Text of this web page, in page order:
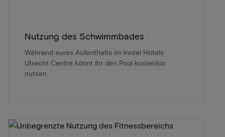
Nutzung des Schwimmbades
Während eures Aufenthalts im Inntel Hotels
Utrecht Centre könnt ihr den Pool kostenlos
nutzen.